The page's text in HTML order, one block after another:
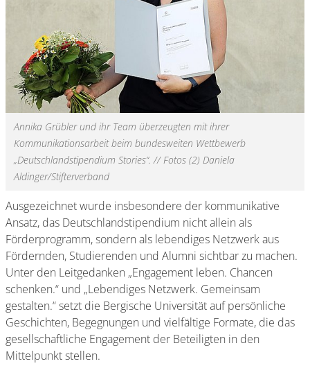
Annika Grübler und ihr Team überzeugten mit ihrer
Kommunikationsarbeit beim bundesweiten Wettbewerb
„Deutschlandstipendium Stories“. // Fotos (2) Daniela
Aldinger/Stifterverband
Ausgezeichnet wurde insbesondere der kommunikative
Ansatz, das Deutschlandstipendium nicht allein als
Förderprogramm, sondern als lebendiges Netzwerk aus
Fördernden, Studierenden und Alumni sichtbar zu machen.
Unter den Leitgedanken „Engagement leben. Chancen
schenken.“ und „Lebendiges Netzwerk. Gemeinsam
gestalten.“ setzt die Bergische Universität auf persönliche
Geschichten, Begegnungen und vielfältige Formate, die das
gesellschaftliche Engagement der Beteiligten in den
Mittelpunkt stellen.